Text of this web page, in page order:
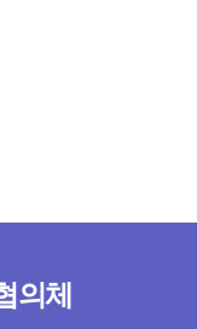
의체